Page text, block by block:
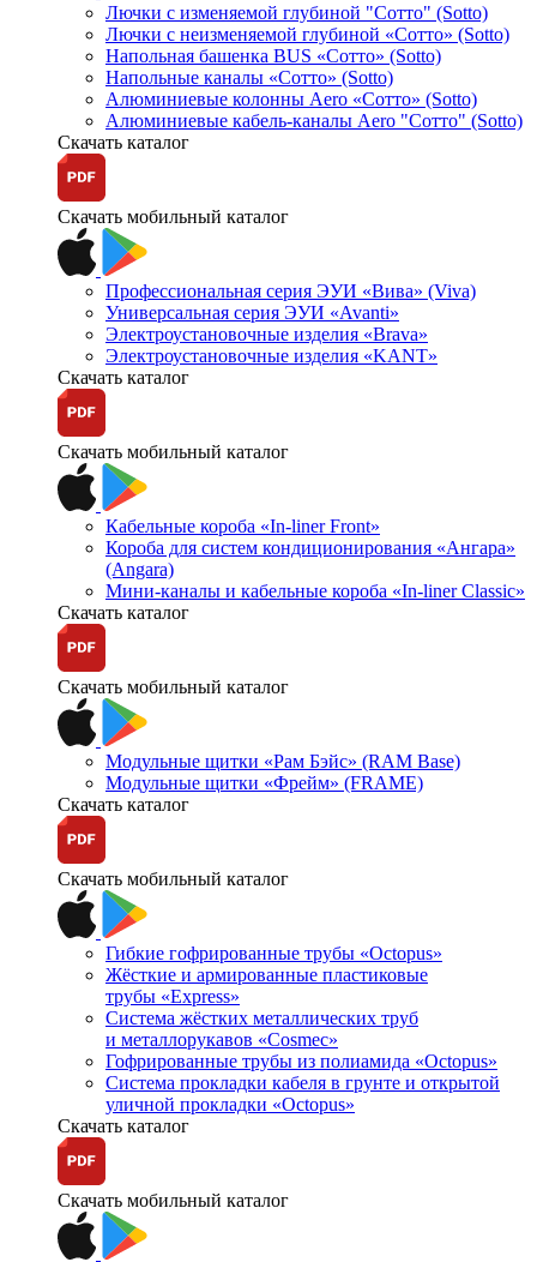
Лючки с изменяемой глубиной "Сотто" (Sotto)
Лючки с неизменяемой глубиной «Сотто» (Sotto)
Напольная башенка BUS «Сотто» (Sotto)
Напольные каналы «Сотто» (Sotto)
Алюминиевые колонны Aero «Сотто» (Sotto)
Алюминиевые кабель-каналы Aero "Сотто" (Sotto)
Скачать каталог
Скачать мобильный каталог
Профессиональная серия ЭУИ «Вива» (Viva)
Универсальная серия ЭУИ «Avanti»
Электроустановочные изделия «Brava»
Электроустановочные изделия «KANT»
Скачать каталог
Скачать мобильный каталог
Кабельные короба «In-liner Front»
Короба для систем кондиционирования «Ангара»
(Angara)
Мини-каналы и кабельные короба «In-liner Classic»
Скачать каталог
Скачать мобильный каталог
Модульные щитки «Рам Бэйс» (RAM Base)
Модульные щитки «Фрейм» (FRAME)
Скачать каталог
Скачать мобильный каталог
Гибкие гофрированные трубы «Octopus»
Жёсткие и армированные пластиковые
трубы «Express»
Система жёстких металлических труб
и металлорукавов «Cosmec»
Гофрированные трубы из полиамида «Octopus»
Система прокладки кабеля в грунте и открытой
уличной прокладки «Octopus»
Скачать каталог
Скачать мобильный каталог